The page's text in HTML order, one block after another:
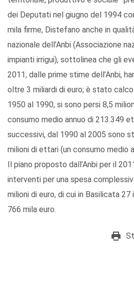
dei Deputati nel giugno del 1994
mila firme, Distefano anche in
nazionale dell’Anbi (Associazione
impianti irrigui), sottolinea che gli
2011, dalle prime stime dell’Anbi,
oltre 3 miliardi di euro; è stato
1950 al 1990, si sono persi 8,5
consumo medio annuo di 213.349
successivi, dal 1990 al 2005 sono
milioni di ettari (un consumo medio
Il piano proposto dall’Anbi per il
interventi per una spesa
milioni di euro, di cui in Basilicata
766 mila euro.